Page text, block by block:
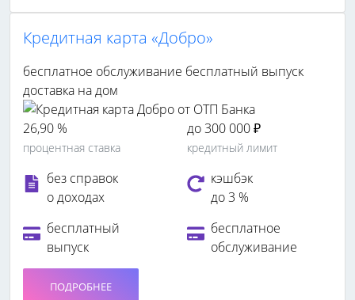
Кредитная карта «Добро»
бесплатное обслуживание бесплатный выпуск
доставка на дом
26,90 %
процентная ставка
до 300 000 ₽
кредитный лимит
без справок
о доходах
кэшбэк
до 3 %
бесплатный
выпуск
бесплатное
обслуживание
ПОДРОБНЕЕ